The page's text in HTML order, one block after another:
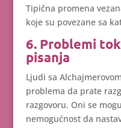
Tipična promena
koje su povezane sa
6. Problemi
pisanja
Ljudi sa
problema da prate
razgovoru. Oni se
nemogućnost da